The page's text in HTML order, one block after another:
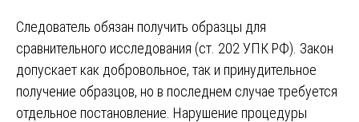
Следователь обязан получить образцы для
сравнительного исследования (ст. 202 УПК РФ). Закон
допускает как добровольное, так и принудительное
получение образцов, но в последнем случае требуется
отдельное постановление. Нарушение процедуры